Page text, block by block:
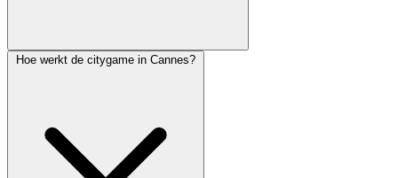
Hoe werkt de citygame in Cannes?